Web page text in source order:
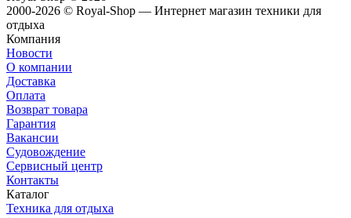
2000-2026 © Royal-Shop — Интернет магазин техники для
отдыха
Компания
Новости
О компании
Доставка
Оплата
Возврат товара
Гарантия
Вакансии
Судовождение
Сервисный центр
Контакты
Каталог
Техника для отдыха